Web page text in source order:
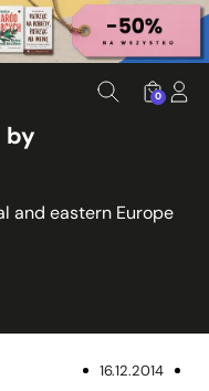
0
by
and eastern Europe
16.12.2014